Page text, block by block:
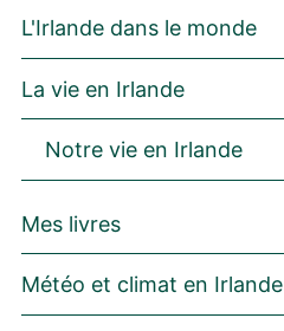
L'Irlande dans le monde
La vie en Irlande
Notre vie en Irlande
Mes livres
Météo et climat en Irlande